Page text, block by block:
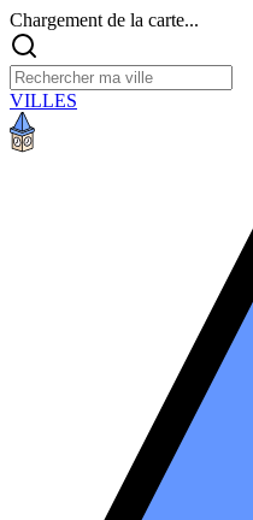
Chargement de la carte...
VILLES